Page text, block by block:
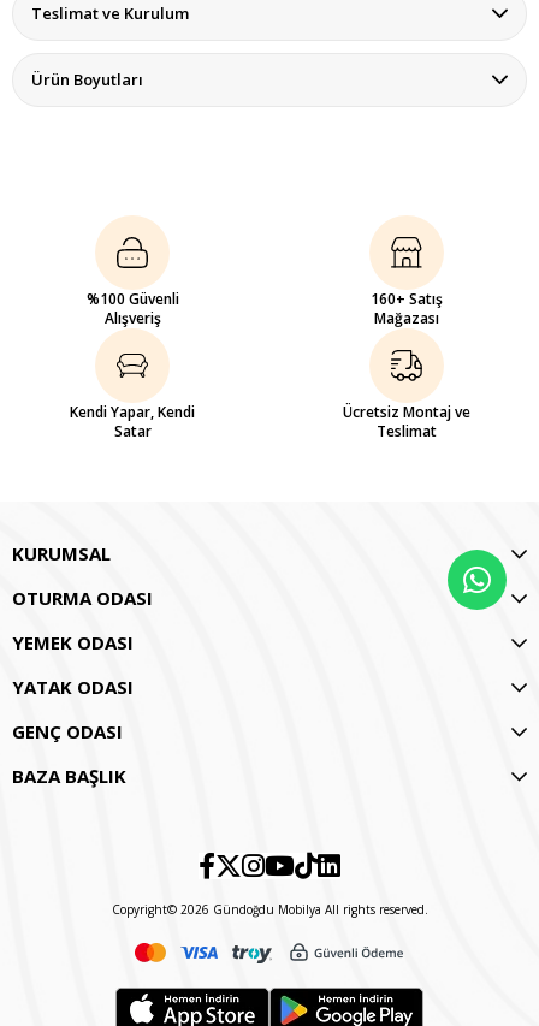
Teslimat ve Kurulum
Ürün Boyutları
%100 Güvenli
Alışveriş
160+ Satış
Mağazası
Kendi Yapar, Kendi
Satar
Ücretsiz Montaj ve
Teslimat
KURUMSAL
OTURMA ODASI
YEMEK ODASI
YATAK ODASI
GENÇ ODASI
BAZA BAŞLIK
Copyright© 2026 Gündoğdu Mobilya All rights reserved.